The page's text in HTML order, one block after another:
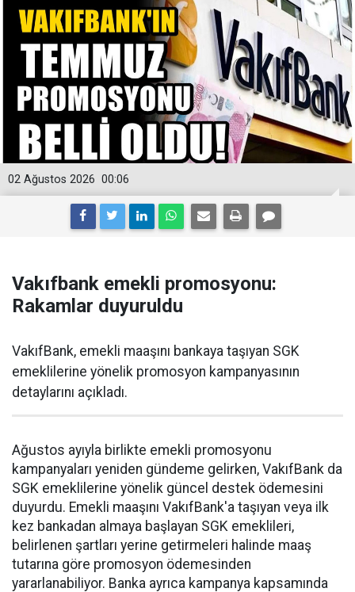
00:06
02 Ağustos 2026
Vakıfbank emekli promosyonu:
Rakamlar duyuruldu
VakıfBank, emekli maaşını bankaya taşıyan SGK
emeklilerine yönelik promosyon kampanyasının
detaylarını açıkladı.
Ağustos ayıyla birlikte emekli promosyonu
kampanyaları yeniden gündeme gelirken, VakıfBank da
SGK emeklilerine yönelik güncel destek ödemesini
duyurdu. Emekli maaşını VakıfBank'a taşıyan veya ilk
kez bankadan almaya başlayan SGK emeklileri,
belirlenen şartları yerine getirmeleri halinde maaş
tutarına göre promosyon ödemesinden
yararlanabiliyor. Banka ayrıca kampanya kapsamında